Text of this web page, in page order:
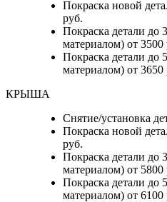
Покраска новой
руб.
Покраска детали до
материалом) от 3500
Покраска детали до
материалом) от 3650
КРЫША
Снятие/установка
Покраска новой
руб.
Покраска детали до
материалом) от 5800
Покраска детали до
материалом) от 6100